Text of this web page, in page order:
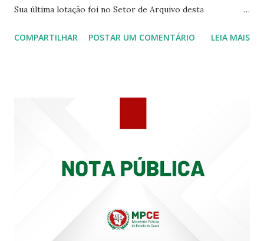
Sua última lotação foi no Setor de Arquivo desta
Siqueira Amorim faleceu em 28 de fevereiro e encerrou a
COMPARTILHAR POSTAR UM COMENTÁRIO LEIA MAIS